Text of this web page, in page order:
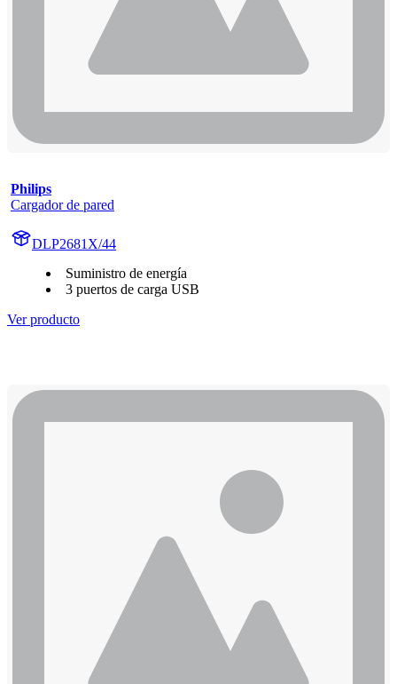
Philips
Cargador de pared
DLP2681X/44
Suministro de energía
3 puertos de carga USB
Ver producto